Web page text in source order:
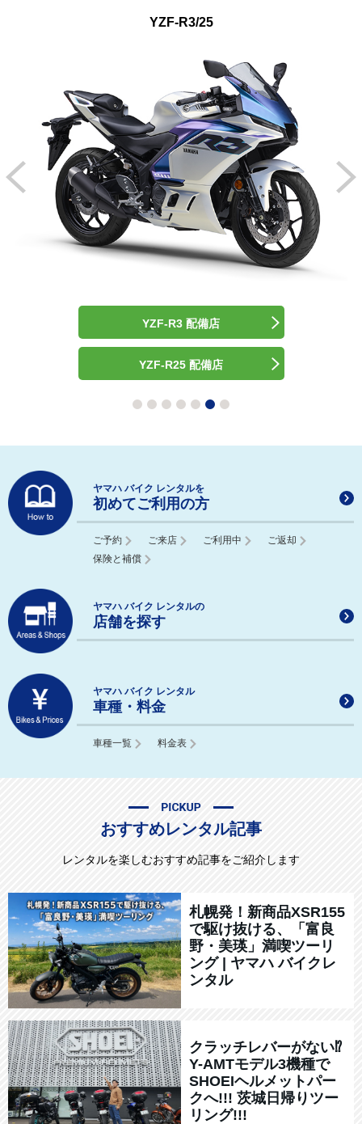
ヤマハ バイク レンタルを
初めてご利用の方
ご予約 ご来店 ご利用中
ご返却
保険と補償
ヤマハ バイク レンタルの
店舗を探す
ヤマハ バイク レンタル
車種・料金
車種一覧 料金表
おすすめレンタル記事
レンタルを楽しむおすすめ記事をご紹介します
札幌発！新商品XSR155
で駆け抜ける、「富良
野・美瑛」満喫ツーリ
ング | ヤマハ バイクレ
ンタル
クラッチレバーがない⁉
Y-AMTモデル3機種で
SHOEIヘルメットパー
クへ!!! 茨城日帰りツー
リング!!!